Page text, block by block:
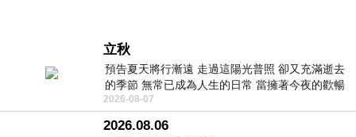
立秋
預告夏天將行漸遠 走過這陽光普照 卻又充滿逝去
的季節 無常已成為人生的日常 當擁著今夜的歡暢
舒心 轉眼驟成昨日 而明晨 太陽
2026-08-07
2026.08.06